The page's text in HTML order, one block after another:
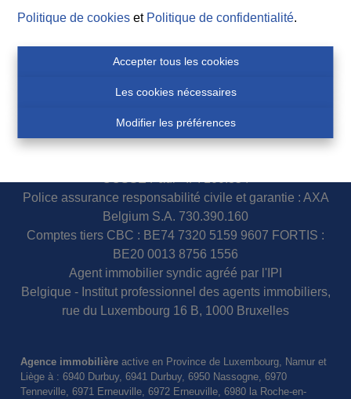
Politique de cookies et Politique de confidentialité.
Accepter tous les cookies
Les cookies nécessaires
Modifier les préférences
Suivez nos nouveaux biens, nos conseils immobiliers et
l’actualité de l’agence à Durbuy sur nos réseaux
sociaux.
Police assurance responsabilité civile et garantie : AXA
Belgium S.A. 730.390.160
Comptes tiers CBC : BE74 7320 5159 9607 FORTIS :
BE20 0013 8756 1556
Agent immobilier syndic agréé par l'IPI
Belgique - Institut professionnel des agents immobiliers,
rue du Luxembourg 16 B, 1000 Bruxelles
Agence immobilière active en Province de Luxembourg, Namur et
Liège à : 6940 Durbuy, 6941 Durbuy, 6950 Nassogne, 6970
Tenneville, 6971 Erneuville, 6972 Erneuville, 6980 la Roche-en-